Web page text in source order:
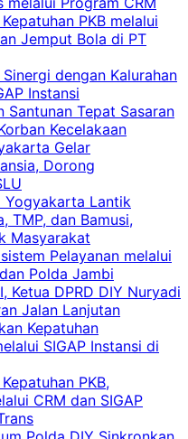
PKB melalui
Jemput Bola di PT
dengan Kalurahan
Instansi
Santunan Tepat Sasaran
Kecelakaan
Gelar
Dorong
Yogyakarta Lantik
TMP, dan Bamusi,
Masyarakat
Pelayanan melalui
Polda Jambi
Ketua DPRD DIY Nuryadi
Jalan Lanjutan
Kepatuhan
SIGAP Instansi di
PKB,
CRM dan SIGAP